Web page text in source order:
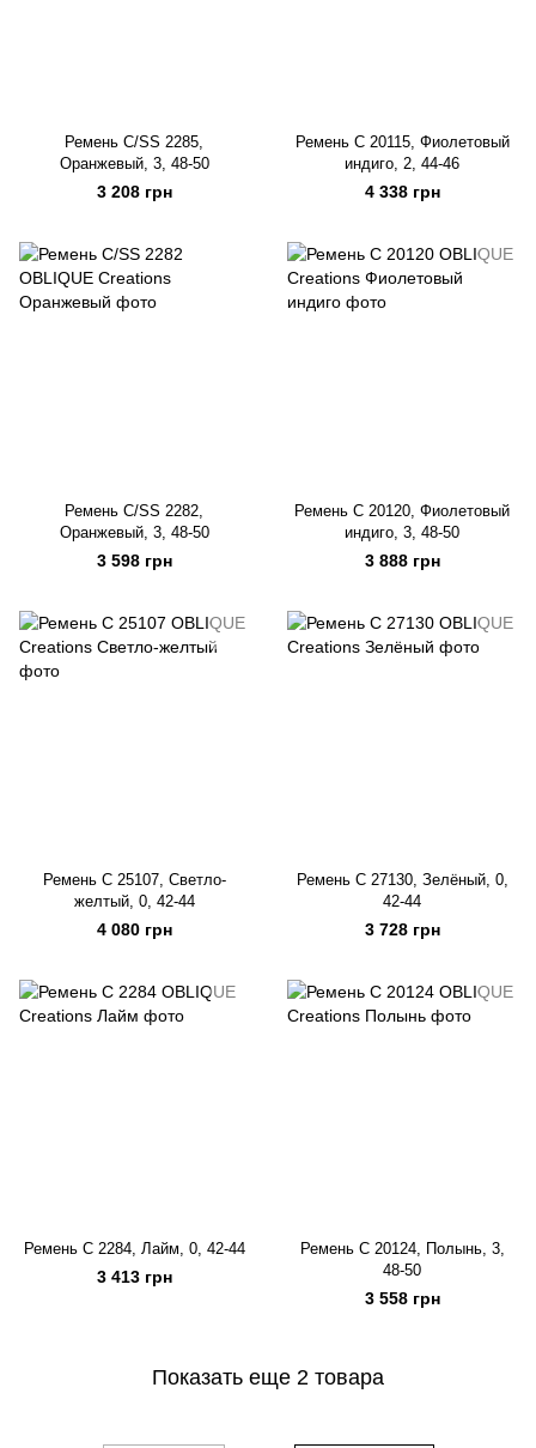
Ремень C/SS 2285,
Оранжевый, 3, 48-50
3 208 грн
Ремень C 20115, Фиолетовый
индиго, 2, 44-46
4 338 грн
Ремень C/SS 2282,
Оранжевый, 3, 48-50
3 598 грн
Ремень C 20120, Фиолетовый
индиго, 3, 48-50
3 888 грн
Ремень C 25107, Светло-
желтый, 0, 42-44
4 080 грн
Ремень C 27130, Зелёный, 0,
42-44
3 728 грн
Ремень C 2284, Лайм, 0, 42-44
3 413 грн
Ремень C 20124, Полынь, 3,
48-50
3 558 грн
Показать еще 2 товара